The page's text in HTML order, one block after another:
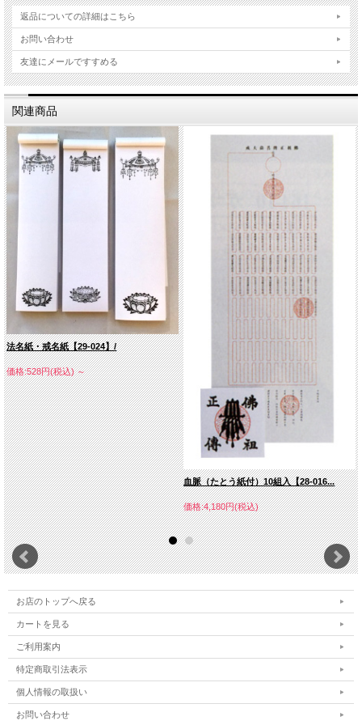
返品についての詳細はこちら
お問い合わせ
友達にメールですすめる
関連商品
法名紙・戒名紙【29-024】/
価格:528円(税込)～
血脈（たとう紙付）10組入【28-016...
価格:4,180円(税込)
お店のトップへ戻る
カートを見る
ご利用案内
特定商取引法表示
個人情報の取扱い
お問い合わせ